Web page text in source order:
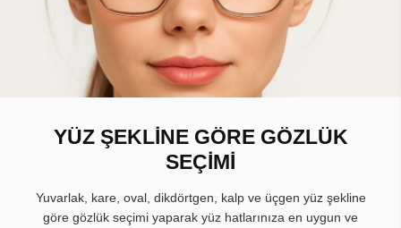
YÜZ ŞEKLİNE GÖRE GÖZLÜK
SEÇİMİ
Yuvarlak, kare, oval, dikdörtgen, kalp ve üçgen yüz şekline
göre gözlük seçimi yaparak yüz hatlarınıza en uygun ve